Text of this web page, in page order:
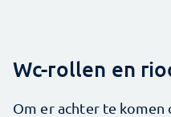
Wc-rollen en
Om er achter te komen